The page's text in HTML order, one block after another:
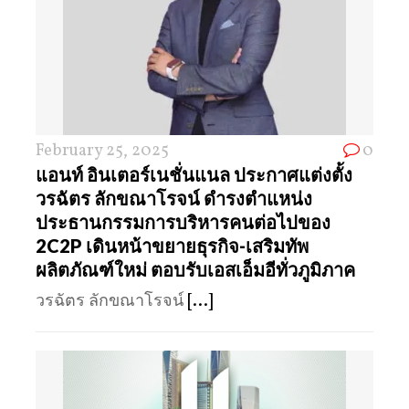
February 25, 2025 0
แอนท์ อินเตอร์เนชั่นแนล ประกาศแต่งตั้ง
วรฉัตร ลักขณาโรจน์ ดำรงตำแหน่ง
ประธานกรรมการบริหารคนต่อไปของ
2C2P เดินหน้าขยายธุรกิจ-เสริมทัพ
ผลิตภัณฑ์ใหม่ ตอบรับเอสเอ็มอีทั่วภูมิภาค
วรฉัตร ลักขณาโรจน์ [...]